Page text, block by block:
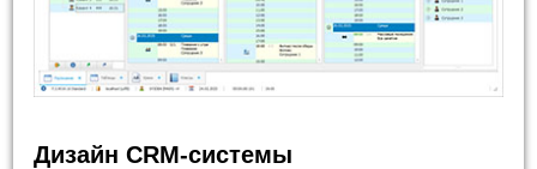
Дизайн CRM-системы